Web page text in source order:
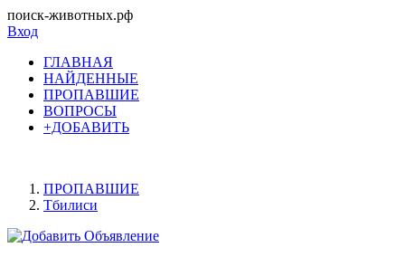
поиск-животных.рф
Вход
ГЛАВНАЯ
НАЙДЕННЫЕ
ПРОПАВШИЕ
ВОПРОСЫ
+ДОБАВИТЬ
ПРОПАВШИЕ
Тбилиси